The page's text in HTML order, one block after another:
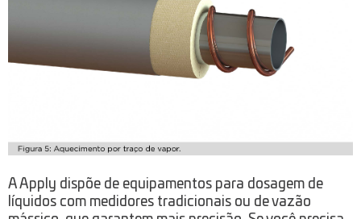
A Apply dispõe de equipamentos para dosagem de
líquidos com medidores tradicionais ou de vazão